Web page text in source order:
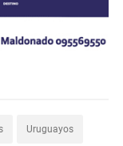
Uruguayos